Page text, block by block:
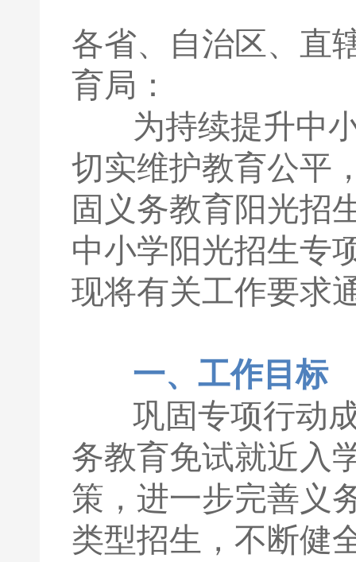
各省、自治区、直
育局：
为持续提升中小
切实维护教育公平
固义务教育阳光招
中小学阳光招生专
现将有关工作要求
一、工作目标
巩固专项行动成
务教育免试就近入
策，进一步完善义
类型招生，不断健